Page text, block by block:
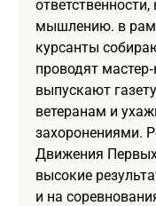
мышлению. в
курсанты
проводят
выпускают
ветеранам и
захоронениями.
Движения
высокие
и на